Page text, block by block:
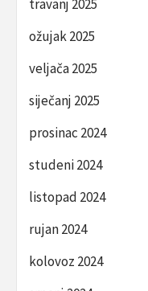
travanj 2025
ožujak 2025
veljača 2025
siječanj 2025
prosinac 2024
studeni 2024
listopad 2024
rujan 2024
kolovoz 2024